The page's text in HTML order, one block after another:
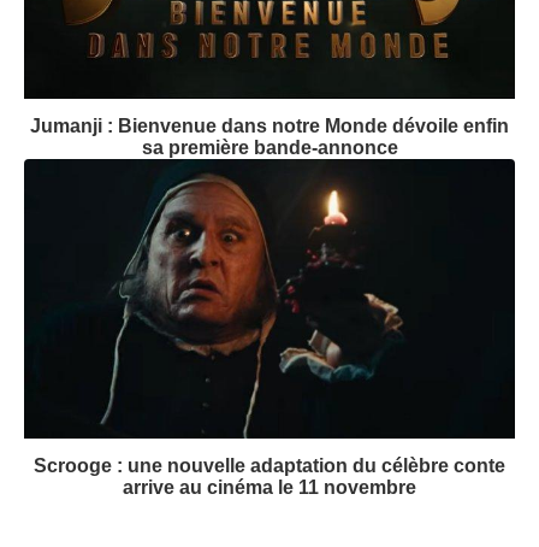
Jumanji : Bienvenue dans notre Monde dévoile enfin
sa première bande-annonce
Scrooge : une nouvelle adaptation du célèbre conte
arrive au cinéma le 11 novembre